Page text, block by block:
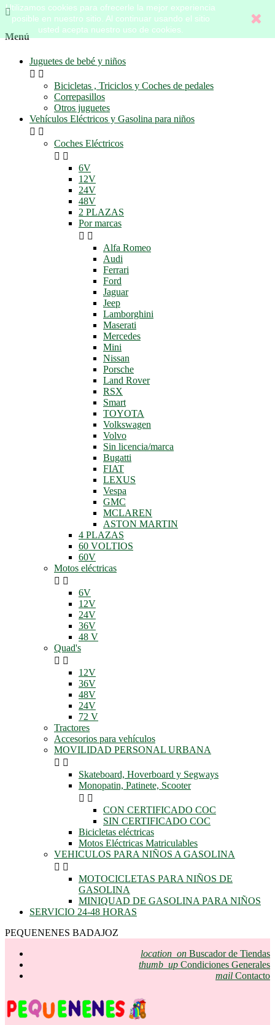
Utilizamos cookies para ofrecerle la mejor experiencia
posible en nuestro sitio. Al continuar usando el sitio
usted acepta nuestro uso de cookies.

Menú
Juguetes de bebé y niños
 
Bicicletas , Triciclos y Coches de pedales
Correpasillos
Otros juguetes
Vehículos Eléctricos y Gasolina para niños
 
Coches Eléctricos
 
6V
12V
24V
48V
2 PLAZAS
Por marcas
 
Alfa Romeo
Audi
Ferrari
Ford
Jaguar
Jeep
Lamborghini
Maserati
Mercedes
Mini
Nissan
Porsche
Land Rover
RSX
Smart
TOYOTA
Volkswagen
Volvo
Sin licencia/marca
Bugatti
FIAT
LEXUS
Vespa
GMC
MCLAREN
ASTON MARTIN
4 PLAZAS
60 VOLTIOS
60V
Motos eléctricas
 
6V
12V
24V
36V
48 V
Quad's
 
12V
36V
48V
24V
72 V
Tractores
Accesorios para vehículos
MOVILIDAD PERSONAL URBANA
 
Skateboard, Hoverboard y Segways
Monopatin, Patinete, Scooter
 
CON CERTIFICADO COC
SIN CERTIFICADO COC
Bicicletas eléctricas
Motos Eléctricas Matriculables
VEHICULOS PARA NIÑOS A GASOLINA
 
MOTOCICLETAS PARA NIÑOS DE
GASOLINA
MINIQUAD DE GASOLINA PARA NIÑOS
SERVICIO 24-48 HORAS
PEQUENENES BADAJOZ
location_on Buscador de Tiendas
thumb_up Condiciones Generales
mail Contacto